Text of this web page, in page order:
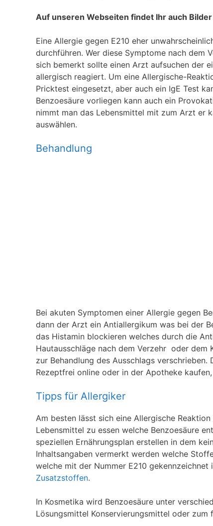
Auf unseren Webseiten findet Ihr auch
Eine Allergie gegen E210 eher
durchführen. Wer diese Symptome nach dem
sich bemerkt sollte einen Arzt aufsuchen der
allergisch reagiert. Um eine Allergische-
Pricktest eingesetzt, aber auch ein IgE Test
Benzoesäure vorliegen kann auch ein
nimmt man das Lebensmittel mit zum Arzt er
auswählen.
Behandlung
Bei akuten Symptomen einer Allergie gegen
dann der Arzt ein Antiallergikum was bei der
das Histamin blockieren welches durch die
Hautausschläge nach dem Verzehr oder dem
zur Behandlung des Ausschlags
Rezeptfrei online oder in der Apotheke
Tipps für Allergiker
Am besten lässt sich eine Allergische
Lebensmittel zu essen welche Benzoesäure
speziellen Ernährungsplan erstellen in dem
Inhaltsangaben vermerkt werden welche
welche mit der Nummer E210
Zusatzstoffen.
In Kosmetika wird Benzoesäure unter
Lösungsmittel Konservierungsmittel oder